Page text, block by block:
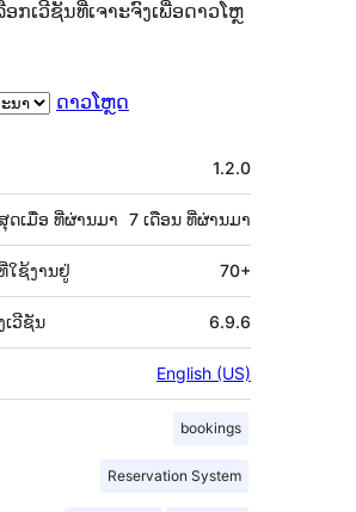
ອກເວີຊັນທີ່ເຈາະຈົງເພື່ອດາວໂຫຼ
ດາວໂຫຼດ
1.2.0
ດເມື່ອ 7 ເດືອນ ທີ່ຜ່ານມາ
ທີ່ຜ່ານມາ
ໃຊ້ງານຢູ່ 70+
ເວີຊັນ 6.9.6
English (US)
bookings
Reservation System